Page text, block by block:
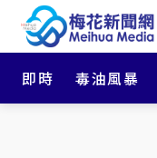
即時 毒油風暴